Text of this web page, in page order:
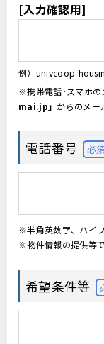
[入力確認用]
例）univcoop-
※携帯電話･スマホの
mai.jp」 からのメー
電話番号 必
※半角英数字、ハイ
※物件情報の提供等
希望条件等